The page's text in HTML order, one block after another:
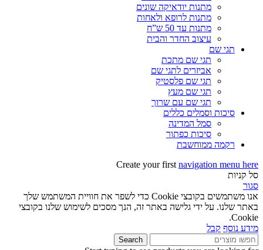
מתנות יודאיקה שונים
מתנות לרופא ולאחות
מתנות עד 50 ש”ח
עיצוב החדר והבית
תגי שם
תגי שם מתכת
אביזרים לתגי שם
תגי שם פלסטיק
תגי שם מעץ
תגי שם עם שרוך
סיכות וסמלים כללים
סמל המדינה
סיכות כפתור
רקמה ממוחשבת
Create your first navigation menu here
סל קניות
סגור
אנו משתמשים בקובצי Cookie כדי לשפר את חוויית המשתמש שלך
באתר שלנו. על ידי גלישה באתר זה, הנך מסכים לשימוש שלנו בקובצי
Cookie.
מידע נוסף קבל
Search